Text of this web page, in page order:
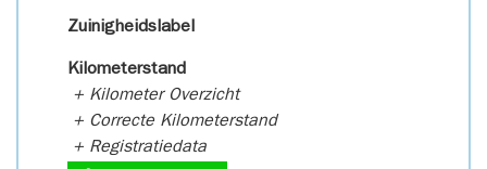
Zuinigheidslabel
Kilometerstand
+ Kilometer Overzicht
+ Correcte Kilometerstand
+ Registratiedata